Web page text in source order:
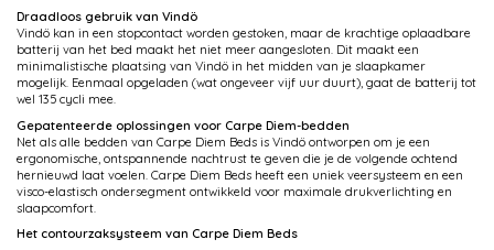
Draadloos gebruik van Vindö
Vindö kan in een stopcontact worden gestoken, maar de krachtige oplaadbare
batterij van het bed maakt het niet meer aangesloten. Dit maakt een
minimalistische plaatsing van Vindö in het midden van je slaapkamer
mogelijk. Eenmaal opgeladen (wat ongeveer vijf uur duurt), gaat de batterij tot
wel 135 cycli mee.
Gepatenteerde oplossingen voor Carpe Diem-bedden
Net als alle bedden van Carpe Diem Beds is Vindö ontworpen om je een
ergonomische, ontspannende nachtrust te geven die je de volgende ochtend
hernieuwd laat voelen. Carpe Diem Beds heeft een uniek veersysteem en een
visco-elastisch ondersegment ontwikkeld voor maximale drukverlichting en
slaapcomfort.
Het contourzaksysteem van Carpe Diem Beds